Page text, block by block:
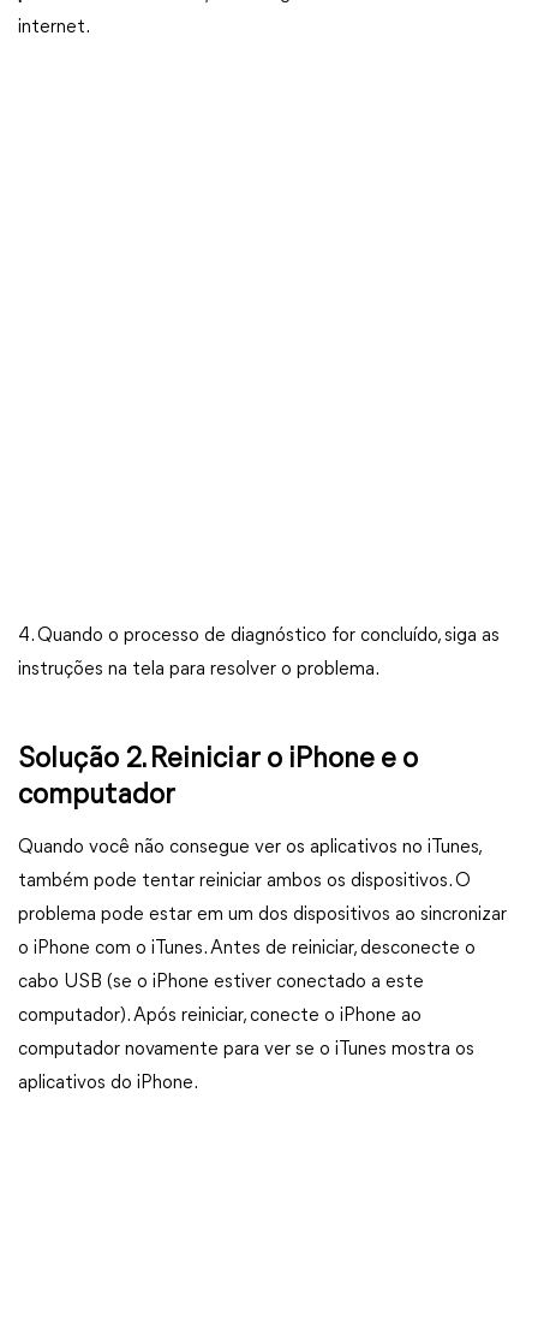
internet.
4. Quando o processo de diagnóstico for concluído, siga as
instruções na tela para resolver o problema.
Solução 2. Reiniciar o iPhone e o
computador
Quando você não consegue ver os aplicativos no iTunes,
também pode tentar reiniciar ambos os dispositivos. O
problema pode estar em um dos dispositivos ao sincronizar
o iPhone com o iTunes. Antes de reiniciar, desconecte o
cabo USB (se o iPhone estiver conectado a este
computador). Após reiniciar, conecte o iPhone ao
computador novamente para ver se o iTunes mostra os
aplicativos do iPhone.